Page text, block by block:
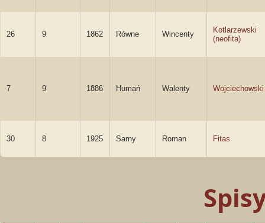
26 9 1862 Równe Wincenty
Kotlarzewski
(neofita)
7 9 1886 Humań Walenty Wojciechowski
30 8 1925 Sarny Roman Fitas